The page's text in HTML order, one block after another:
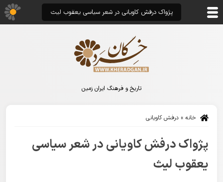
تاریخ و فرهنگ ایران زمین
خانه » درفش کاویانی
پژواک درفش کاویانی در شعر سیاسی
یعقوب لیث
پژواک درفش کاویانی در شعر سیاسی یعقوب لیث